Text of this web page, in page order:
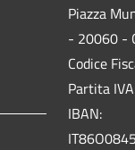
Piazza
- 20060 -
Codice
Partita
IBAN: